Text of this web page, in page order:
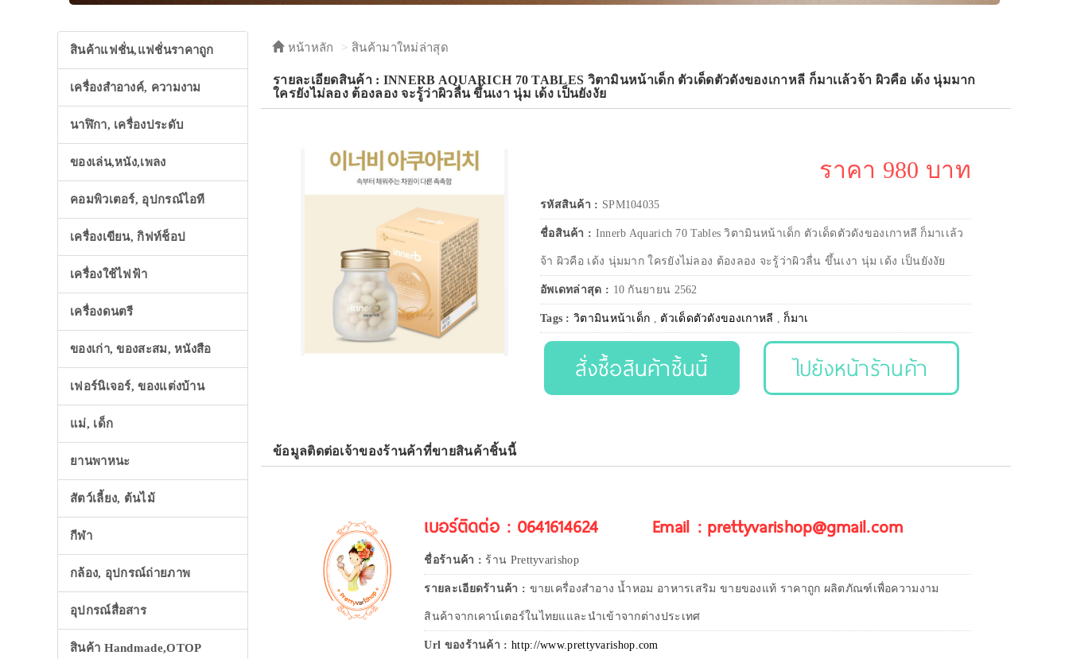
สินค้าแฟชั่น,แฟชั่นราคาถูก
เครื่องสำอางค์, ความงาม
นาฬิกา, เครื่องประดับ
ของเล่น,หนัง,เพลง
คอมพิวเตอร์, อุปกรณ์ไอที
เครื่องเขียน, กิฟท์ช็อป
เครื่องใช้ไฟฟ้า
เครื่องดนตรี
ของเก่า, ของสะสม, หนังสือ
เฟอร์นิเจอร์, ของแต่งบ้าน
แม่, เด็ก
ยานพาหนะ
สัตว์เลี้ยง, ต้นไม้
กีฬา
กล้อง, อุปกรณ์ถ่ายภาพ
อุปกรณ์สื่อสาร
สินค้า Handmade,OTOP
หน้าหลัก สินค้ามาใหม่ล่าสุด
รายละเอียดสินค้า : INNERB AQUARICH 70 TABLES วิตามินหน้าเด็ก ตัวเด็ดตัวดังของเกาหลี ก็มาเเล้วจ้า ผิวคือ เด้ง นุ่มมาก
ใครยังไม่ลอง ต้องลอง จะรู้ว่าผิวลื่น ขึ้นเงา นุ่ม เด้ง เป็นยังงัย
ราคา 980 บาท
รหัสสินค้า : SPM104035
ชื่อสินค้า : Innerb Aquarich 70 Tables วิตามินหน้าเด็ก ตัวเด็ดตัวดังของเกาหลี ก็มาเเล้ว
จ้า ผิวคือ เด้ง นุ่มมาก ใครยังไม่ลอง ต้องลอง จะรู้ว่าผิวลื่น ขึ้นเงา นุ่ม เด้ง เป็นยังงัย
อัพเดทล่าสุด : 10 กันยายน 2562
Tags :วิตามินหน้าเด็ก , ตัวเด็ดตัวดังของเกาหลี , ก็มาเ
สั่งซื้อสินค้าชิ้นนี้ ไปยังหน้าร้านค้า
ข้อมูลติดต่อเจ้าของร้านค้าที่ขายสินค้าชิ้นนี้
เบอร์ติดต่อ : 0641614624 Email : prettyvarishop@gmail.com
ชื่อร้านค้า : ร้าน Prettyvarishop
รายละเอียดร้านค้า : ขายเครื่องสำอาง น้ำหอม อาหารเสริม ขายของแท้ ราคาถูก ผลิตภัณฑ์เพื่อความงาม
สินค้าจากเคาน์เตอร์ในไทยแและนำเข้าจากต่างประเทศ
Url ของร้านค้า : http://www.prettyvarishop.com